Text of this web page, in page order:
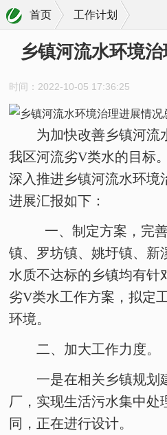
首页 工作计划
乡镇河流水环境
时间：2022-10-05 17:36:25
为加快改善乡镇河流
我区河流劣V类水的目标
深入推进乡镇河流水环境
进展汇报如下：
一、制定方案，完
镇、罗坊镇、姚圩镇、新
水质不达标的乡镇均有针
劣V类水工作方案，拟定
环境。
二、加大工作力度。
一是在相关乡镇规划
厂，实现生活污水集中处
同，正在进行设计。